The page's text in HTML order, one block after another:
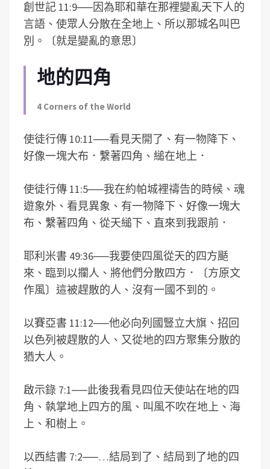
創世記 11:9──因為耶和華在那裡變亂天下人的
言語、使眾人分散在全地上、所以那城名叫巴
別。〔就是變亂的意思〕
地的四角
4 Corners of the World
使徒行傳 10:11──看見天開了、有一物降下、
好像一塊大布．繫著四角、縋在地上．
使徒行傳 11:5──我在約帕城裡禱告的時候、魂
遊象外、看見異象、有一物降下、好像一塊大
布、繫著四角、從天縋下、直來到我跟前．
耶利米書 49:36──我要使四風從天的四方颳
來、臨到以攔人、將他們分散四方．〔方原文
作風〕這被趕散的人、沒有一國不到的。
以賽亞書 11:12──他必向列國豎立大旗、招回
以色列被趕散的人、又從地的四方聚集分散的
猶大人。
啟示錄 7:1──此後我看見四位天使站在地的四
角、執掌地上四方的風、叫風不吹在地上、海
上、和樹上。
以西結書 7:2──…結局到了、結局到了地的四